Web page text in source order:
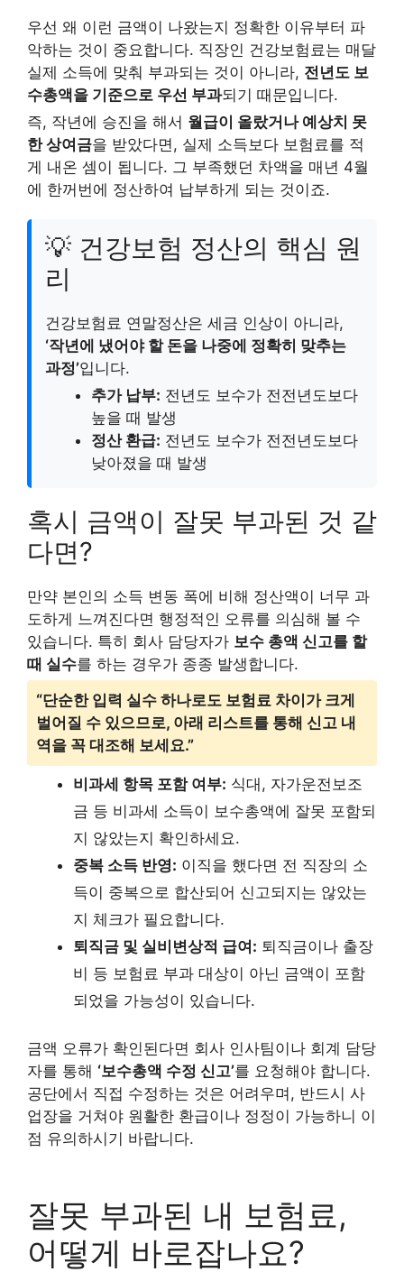
우선 왜 이런 금액이 나왔는지 정확한 이유부터 파
악하는 것이 중요합니다. 직장인 건강보험료는 매달
실제 소득에 맞춰 부과되는 것이 아니라, 전년도 보
수총액을 기준으로 우선 부과되기 때문입니다.
즉, 작년에 승진을 해서 월급이 올랐거나 예상치 못
한 상여금을 받았다면, 실제 소득보다 보험료를 적
게 내온 셈이 됩니다. 그 부족했던 차액을 매년 4월
에 한꺼번에 정산하여 납부하게 되는 것이죠.
💡 건강보험 정산의 핵심 원
리
건강보험료 연말정산은 세금 인상이 아니라,
‘작년에 냈어야 할 돈을 나중에 정확히 맞추는
과정’입니다.
추가 납부: 전년도 보수가 전전년도보다
높을 때 발생
정산 환급: 전년도 보수가 전전년도보다
낮아졌을 때 발생
혹시 금액이 잘못 부과된 것 같
다면?
만약 본인의 소득 변동 폭에 비해 정산액이 너무 과
도하게 느껴진다면 행정적인 오류를 의심해 볼 수
있습니다. 특히 회사 담당자가 보수 총액 신고를 할
때 실수를 하는 경우가 종종 발생합니다.
“단순한 입력 실수 하나로도 보험료 차이가 크게
벌어질 수 있으므로, 아래 리스트를 통해 신고 내
역을 꼭 대조해 보세요.”
비과세 항목 포함 여부: 식대, 자가운전보조
금 등 비과세 소득이 보수총액에 잘못 포함되
지 않았는지 확인하세요.
중복 소득 반영: 이직을 했다면 전 직장의 소
득이 중복으로 합산되어 신고되지는 않았는
지 체크가 필요합니다.
퇴직금 및 실비변상적 급여: 퇴직금이나 출장
비 등 보험료 부과 대상이 아닌 금액이 포함
되었을 가능성이 있습니다.
금액 오류가 확인된다면 회사 인사팀이나 회계 담당
자를 통해 ‘보수총액 수정 신고’를 요청해야 합니다.
공단에서 직접 수정하는 것은 어려우며, 반드시 사
업장을 거쳐야 원활한 환급이나 정정이 가능하니 이
점 유의하시기 바랍니다.
잘못 부과된 내 보험료,
어떻게 바로잡나요?